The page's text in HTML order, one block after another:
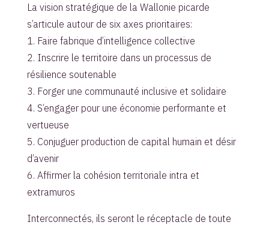
La vision stratégique de la Wallonie picarde
s’articule autour de six axes prioritaires:
1. Faire fabrique d’intelligence collective
2. Inscrire le territoire dans un processus de
résilience soutenable
3. Forger une communauté inclusive et solidaire
4. S’engager pour une économie performante et
vertueuse
5. Conjuguer production de capital humain et désir
d’avenir
6. Affirmer la cohésion territoriale intra et
extramuros
Interconnectés, ils seront le réceptacle de toute